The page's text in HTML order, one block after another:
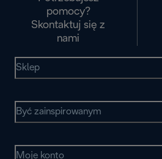
pomocy?
Skontaktuj się z
nami
Sklep
Być zainspirowanym
Moje konto